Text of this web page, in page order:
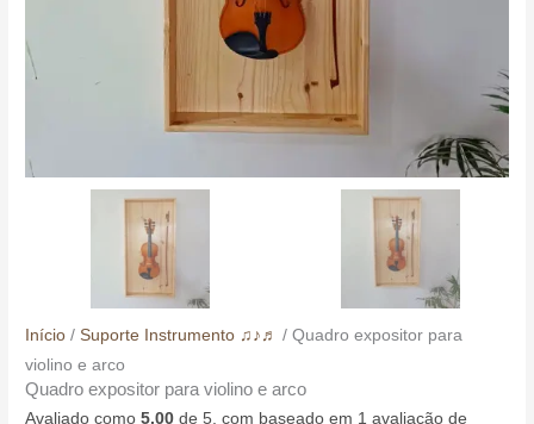
Início / Suporte Instrumento ♫♪♬ / Quadro expositor para
violino e arco
Quadro expositor para violino e arco
Avaliado como5.00 de 5, com baseado em 1 avaliação de